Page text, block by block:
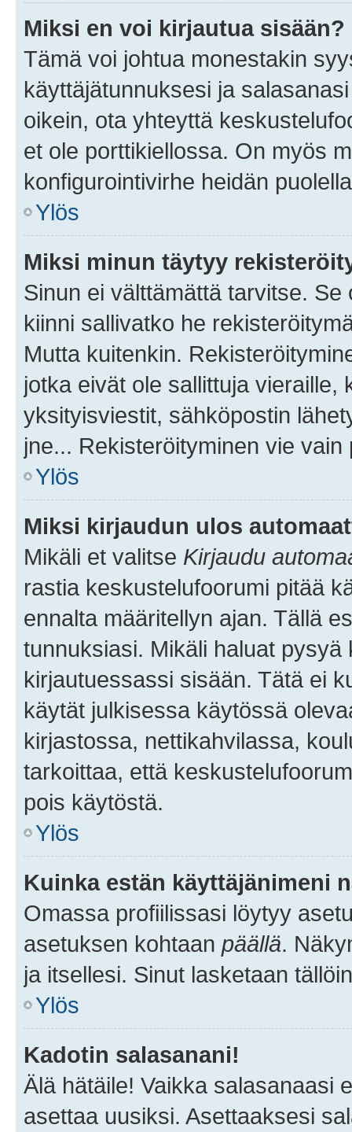
Miksi en voi kirjautua sisään?
Tämä voi johtua monestakin
käyttäjätunnuksesi ja
oikein, ota yhteyttä
et ole porttikiellossa. On myös
konfigurointivirhe heidän
Ylös
Miksi minun täytyy
Sinun ei välttämättä tarvitse.
kiinni sallivatko he
Mutta kuitenkin.
jotka eivät ole sallittuja vieraille,
yksityisviestit, sähköpostin
jne... Rekisteröityminen vie
Ylös
Miksi kirjaudun ulos
Mikäli et valitse Kirjaudu
rastia keskustelufoorumi pitää
ennalta määritellyn ajan. Tällä
tunnuksiasi. Mikäli haluat
kirjautuessassi sisään. Tätä ei
käytät julkisessa käytössä
kirjastossa, nettikahvilassa,
tarkoittaa, että
pois käytöstä.
Ylös
Kuinka estän käyttäjänimeni
Omassa profiilissasi löytyy
asetuksen kohtaan päällä.
ja itsellesi. Sinut lasketaan
Ylös
Kadotin salasanani!
Älä hätäile! Vaikka salasanaasi
asettaa uusiksi. Asettaaksesi